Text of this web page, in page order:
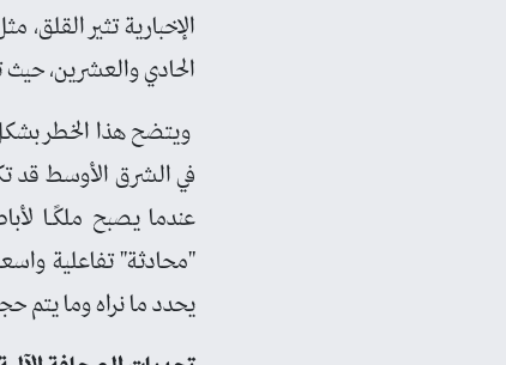
الإخبارية تثير
الحادي والعشرين، حيث
ويتضح هذا الخطر
في الشرق الأوسط قد
عندما يصبح ملكًـا
"محادثة" تفاعلية
يحدد ما نراه وما يتم